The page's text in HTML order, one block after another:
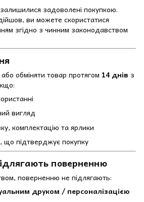
задоволені покупкою.
ви можете скористатися
згідно з чинним законодавством
обміняти товар протягом 14 днів з
вигляд
комплектацію та ярлики
що підтверджує покупку
поверненню
поверненню не підлягають:
друком / персоналізацією